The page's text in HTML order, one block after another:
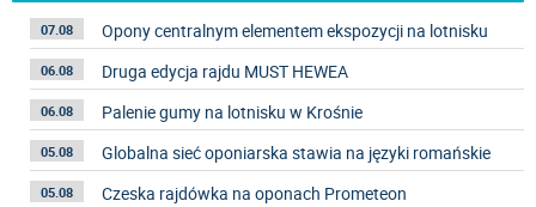
07.08 Opony centralnym elementem ekspozycji na lotnisku
06.08 Druga edycja rajdu MUST HEWEA
06.08 Palenie gumy na lotnisku w Krośnie
05.08 Globalna sieć oponiarska stawia na języki romańskie
05.08 Czeska rajdówka na oponach Prometeon